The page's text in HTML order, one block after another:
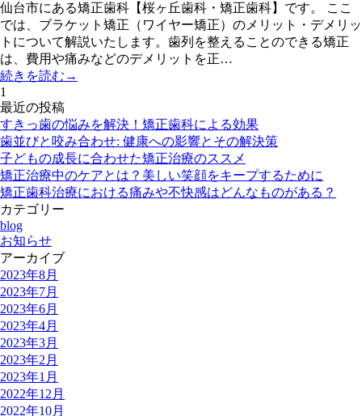
仙台市にある矯正歯科【桜ヶ丘歯科・矯正歯科】です。 ここ
では、ブラケット矯正（ワイヤー矯正）のメリット・デメリッ
トについて解説いたします。歯列を整えることのできる矯正
は、費用や痛みなどのデメリットを正…
続きを読む→
1
最近の投稿
すきっ歯の悩みを解決！矯正歯科による効果
歯並びと咬み合わせ: 健康への影響とその解決策
子どもの成長に合わせた矯正治療のススメ
矯正治療中のケアとは？美しい笑顔をキープするために
矯正歯科治療における痛みや不快感はどんなものがある？
カテゴリー
blog
お知らせ
アーカイブ
2023年8月
2023年7月
2023年6月
2023年4月
2023年3月
2023年2月
2023年1月
2022年12月
2022年10月